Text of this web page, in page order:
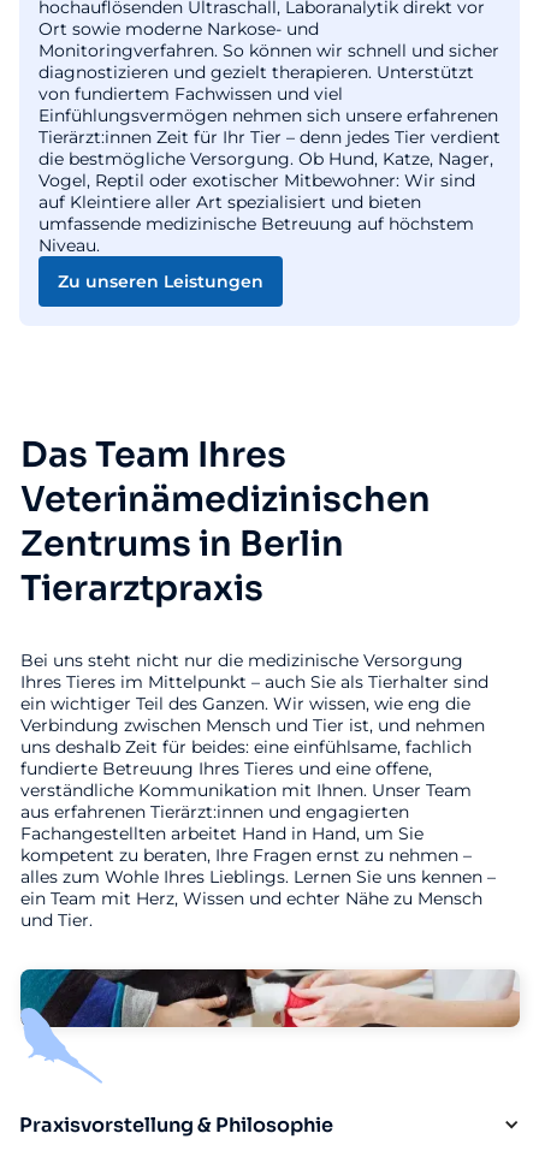
hochauflösenden Ultraschall, Laboranalytik direkt vor
Ort sowie moderne Narkose- und
Monitoringverfahren. So können wir schnell und sicher
diagnostizieren und gezielt therapieren. Unterstützt
von fundiertem Fachwissen und viel
Einfühlungsvermögen nehmen sich unsere erfahrenen
Tierärzt:innen Zeit für Ihr Tier – denn jedes Tier verdient
die bestmögliche Versorgung. Ob Hund, Katze, Nager,
Vogel, Reptil oder exotischer Mitbewohner: Wir sind
auf Kleintiere aller Art spezialisiert und bieten
umfassende medizinische Betreuung auf höchstem
Niveau.
Zu unseren Leistungen
Das Team Ihres
Veterinämedizinischen
Zentrums in Berlin
Tierarztpraxis
Bei uns steht nicht nur die medizinische Versorgung
Ihres Tieres im Mittelpunkt – auch Sie als Tierhalter sind
ein wichtiger Teil des Ganzen. Wir wissen, wie eng die
Verbindung zwischen Mensch und Tier ist, und nehmen
uns deshalb Zeit für beides: eine einfühlsame, fachlich
fundierte Betreuung Ihres Tieres und eine offene,
verständliche Kommunikation mit Ihnen. Unser Team
aus erfahrenen Tierärzt:innen und engagierten
Fachangestellten arbeitet Hand in Hand, um Sie
kompetent zu beraten, Ihre Fragen ernst zu nehmen –
alles zum Wohle Ihres Lieblings. Lernen Sie uns kennen –
ein Team mit Herz, Wissen und echter Nähe zu Mensch
und Tier.
Praxisvorstellung & Philosophie